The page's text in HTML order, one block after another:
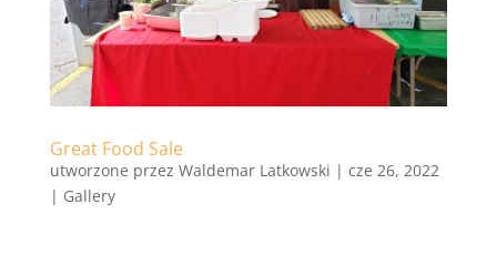
Great Food Sale
utworzone przez Waldemar Latkowski | cze 26, 2022
| Gallery